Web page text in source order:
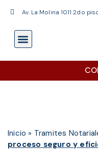
Av. La Molina 1011 2do
Inicio » Tramites
proceso seguro y